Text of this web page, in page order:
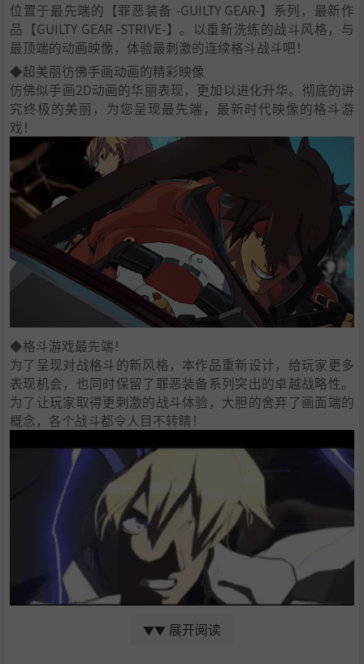
位置于最先端的【罪恶装备 -GUILTY GEAR-】系列，最新作
品【GUILTY GEAR -STRIVE-】。以重新洗练的战斗风格，与
最顶端的动画映像，体验最刺激的连续格斗战斗吧！
◆超美丽彷佛手画动画的精彩映像
仿佛似手画2D动画的华丽表现，更加以进化升华。彻底的讲
究终极的美丽，为您呈现最先端，最新时代映像的格斗游
戏！
◆格斗游戏最先端！
为了呈现对战格斗的新风格，本作品重新设计，给玩家更多
表现机会，也同时保留了罪恶装备系列突出的卓越战略性。
为了让玩家取得更刺激的战斗体验，大胆的舍弃了画面端的
概念，各个战斗都令人目不转睛！
▼▼ 展开阅读